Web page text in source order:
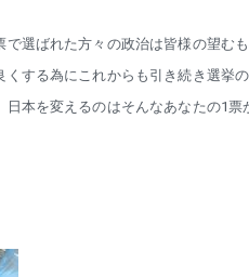
選ばれた方々の政治は皆様の望む
する為にこれからも引き続き選挙
本を変えるのはそんなあなたの1